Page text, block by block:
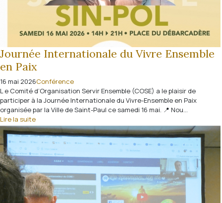
Journée Internationale du Vivre Ensemble
en Paix
16 mai 2026Conférence
L e Comité d’Organisation Servir Ensemble (COSE) a le plaisir de
participer à la Journée Internationale du Vivre-Ensemble en Paix
organisée par la Ville de Saint-Paul ce samedi 16 mai. 📍 Nou...
Lire la suite